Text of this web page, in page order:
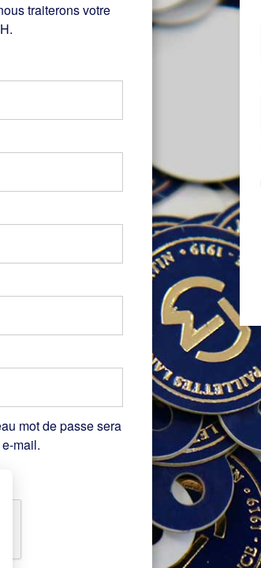
traiterons votre
mot de passe sera
mail.